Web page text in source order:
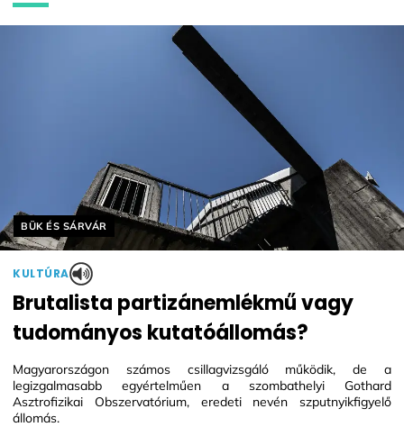
Helyszín címkék:
BÜK ÉS SÁRVÁR
KULTÚRA
Brutalista partizánemlékmű vagy
tudományos kutatóállomás?
Magyarországon számos csillagvizsgáló működik, de a
legizgalmasabb egyértelműen a szombathelyi Gothard
Asztrofizikai Obszervatórium, eredeti nevén szputnyikfigyelő
állomás.